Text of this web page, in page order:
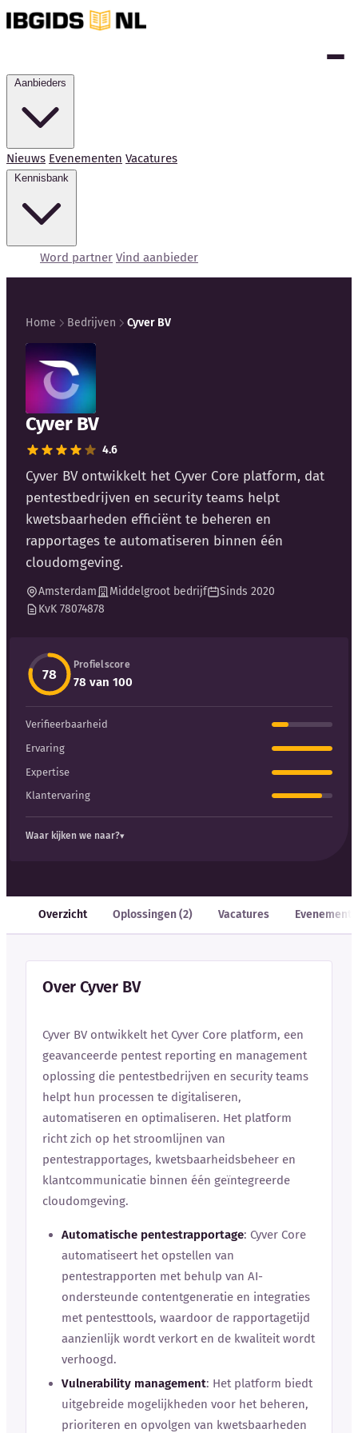
Nieuws Evenementen Vacatures
Word partner Vind aanbieder
Kennisbank
Blog
Bedrijfsupdates
Externe bronnen
Woordenboek
Auteurs
Home Bedrijven Cyver BV
Cyver BV
4.6
Cyver BV ontwikkelt het Cyver Core platform, dat
pentestbedrijven en security teams helpt
kwetsbaarheden efficiënt te beheren en
rapportages te automatiseren binnen één
cloudomgeving.
Amsterdam Middelgroot bedrijf
Sinds 2020
KvK 78074878
78
Profielscore
78 van 100
Verifieerbaarheid
Ervaring
Expertise
Klantervaring
Waar kijken we naar?
Overzicht Oplossingen (2) Vacatures
Over Cyver BV
Cyver BV ontwikkelt het Cyver Core platform, een
geavanceerde pentest reporting en management
oplossing die pentestbedrijven en security teams
helpt hun processen te digitaliseren,
automatiseren en optimaliseren. Het platform
richt zich op het stroomlijnen van
pentestrapportages, kwetsbaarheidsbeheer en
klantcommunicatie binnen één geïntegreerde
cloudomgeving.
Automatische pentestrapportage: Cyver Core
automatiseert het opstellen van
pentestrapporten met behulp van AI-
ondersteunde contentgeneratie en integraties
met pentesttools, waardoor de rapportagetijd
aanzienlijk wordt verkort en de kwaliteit wordt
verhoogd.
Vulnerability management: Het platform biedt
uitgebreide mogelijkheden voor het beheren,
prioriteren en opvolgen van kwetsbaarheden